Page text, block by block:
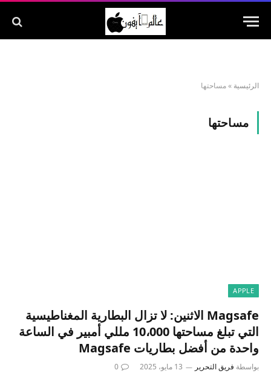
الرئيسية »مساحتها
مساحتها
APPLE
Magsafe الاثنين: لا تزال البطارية المغناطيسية
التي تبلغ مساحتها 10،000 مللي أمبير في الساعة
واحدة من أفضل بطاريات Magsafe
بواسطة فريق التحرير 13 مايو، 2025 0